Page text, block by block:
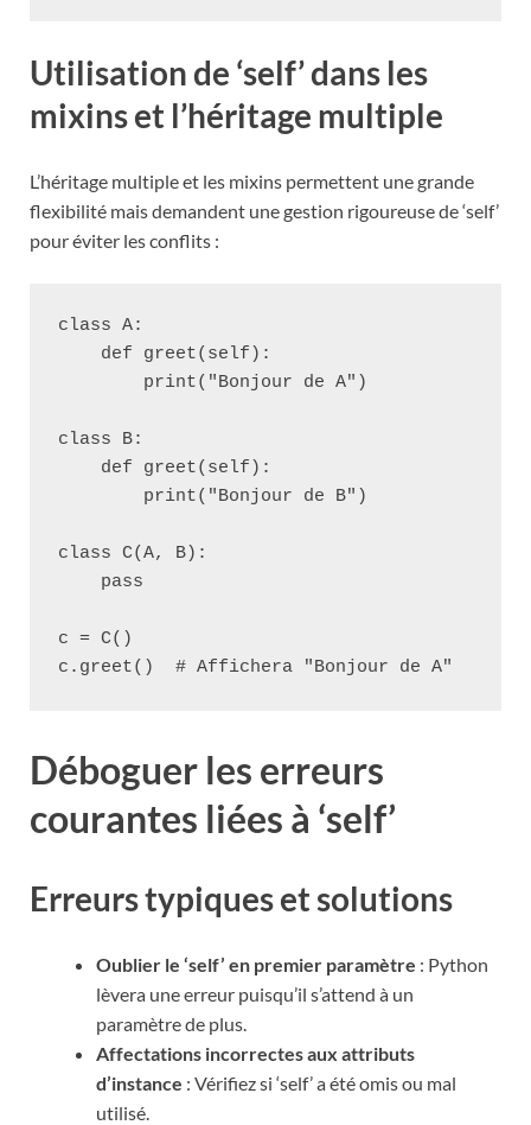
Utilisation de ‘self’ dans les
mixins et l’héritage multiple
L’héritage multiple et les mixins permettent une grande
flexibilité mais demandent une gestion rigoureuse de ‘self’
pour éviter les conflits :
class A:
    def greet(self):
        print("Bonjour de A")
class B:
    def greet(self):
        print("Bonjour de B")
class C(A, B):
    pass
c = C()
Déboguer les erreurs
courantes liées à ‘self’
Erreurs typiques et solutions
Oublier le ‘self’ en premier paramètre : Python
lèvera une erreur puisqu’il s’attend à un
paramètre de plus.
Affectations incorrectes aux attributs
d’instance : Vérifiez si ‘self’ a été omis ou mal
utilisé.